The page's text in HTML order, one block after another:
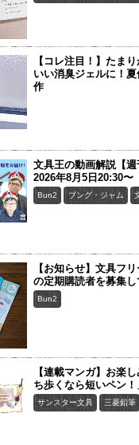
【コレ注目！】たま
いい消臭ジェルに！
作
文具王の動画解説【週
2026年8月5日20:30〜
Bun2 ブング・ジャム
【お知らせ】文具フ
の定期購読者を募集し
Bun2
【連載マンガ】お楽
ち歩くなら短いペン！
サンスター文具 三菱鉛筆